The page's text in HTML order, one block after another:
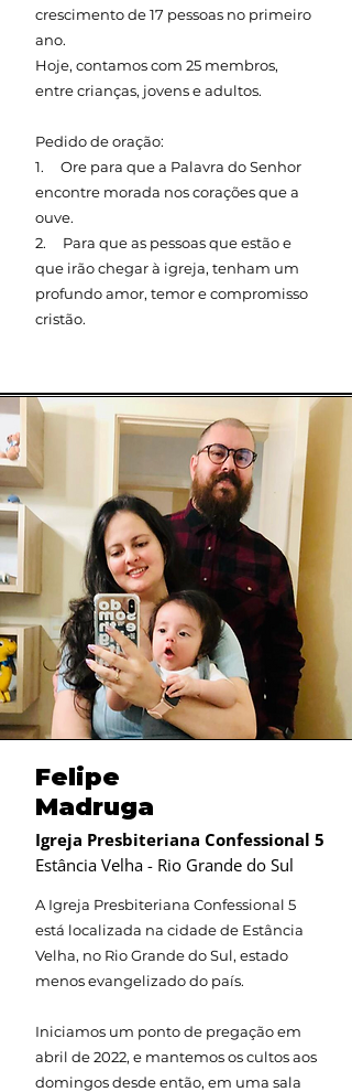
crescimento de 17 pessoas no primeiro
ano.
Hoje, contamos com 25 membros,
entre crianças, jovens e adultos.
Pedido de oração:
1. Ore para que a Palavra do Senhor
encontre morada nos corações que a
ouve.
2. Para que as pessoas que estão e
que irão chegar à igreja, tenham um
profundo amor, temor e compromisso
cristão.
Felipe
Madruga
Igreja Presbiteriana Confessional 5
Estância Velha - Rio Grande do Sul
A Igreja Presbiteriana Confessional 5
está localizada na cidade de Estância
Velha, no Rio Grande do Sul, estado
menos evangelizado do país.
Iniciamos um ponto de pregação em
abril de 2022, e mantemos os cultos aos
domingos desde então, em uma sala